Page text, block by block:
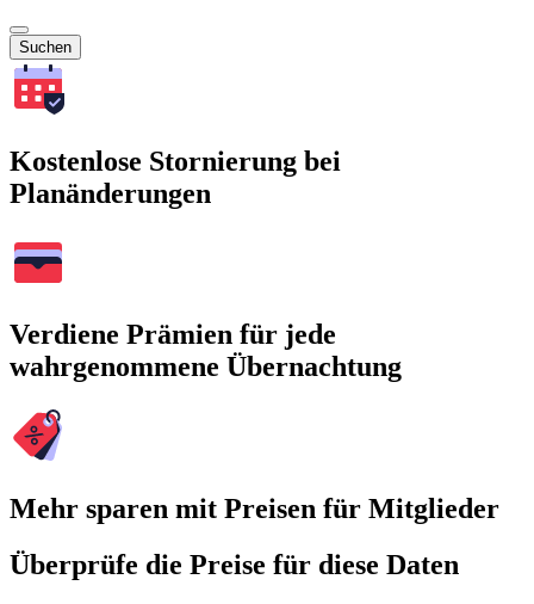
Suchen
Kostenlose Stornierung bei
Planänderungen
Verdiene Prämien für jede
wahrgenommene Übernachtung
Mehr sparen mit Preisen für Mitglieder
Überprüfe die Preise für diese Daten